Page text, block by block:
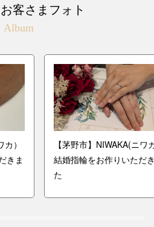
客さまフォト
Album
）
きま
【茅野市】NIWAKA(ニワ
結婚指輪をお作りいただ
た